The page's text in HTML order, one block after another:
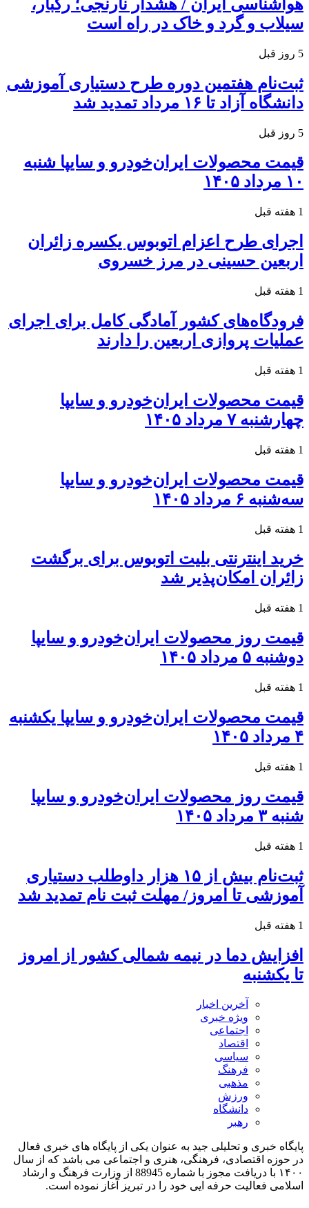
هواشناسی ایران / هشدار نارنجی؛ رگبار،
سیلاب و گرد و خاک در راه است
5 روز قبل
ثبت‌نام هفتمین دوره طرح دستیاری آموزشی
دانشگاه آزاد تا ۱۶ مرداد تمدید شد
5 روز قبل
قیمت محصولات ایران‌خودرو و سایپا شنبه
۱۰ مرداد ۱۴۰۵
1 هفته قبل
اجرای طرح اعزام اتوبوس یکسره زائران
اربعین حسینی در مرز خسروی
1 هفته قبل
فرودگاه‌های کشور آمادگی کامل برای اجرای
عملیات پروازی اربعین را دارند
1 هفته قبل
قیمت محصولات ایران‌خودرو و سایپا
چهارشنبه ۷ مرداد ۱۴۰۵
1 هفته قبل
قیمت محصولات ایران‌خودرو و سایپا
سه‌شنبه ۶ مرداد ۱۴۰۵
1 هفته قبل
خرید اینترنتی بلیت اتوبوس برای برگشت
زائران امکان‌پذیر شد
1 هفته قبل
قیمت روز محصولات ایران‌خودرو و سایپا
دوشنبه ۵ مرداد ۱۴۰۵
1 هفته قبل
قیمت محصولات ایران‌خودرو و سایپا یکشنبه
۴ مرداد ۱۴۰۵
1 هفته قبل
قیمت روز محصولات ایران‌خودرو و سایپا
شنبه ۳ مرداد ۱۴۰۵
1 هفته قبل
ثبت‌نام بیش از ۱۵ هزار داوطلب دستیاری
آموزشی تا امروز/ مهلت ثبت نام تمدید شد
1 هفته قبل
افزایش دما در نیمه شمالی کشور از امروز
تا یکشنبه
آخرین اخبار
ویژه خبری
اجتماعی
اقتصاد
سیاسی
فرهنگ
مذهبی
ورزش
دانشگاه
رهبر
پایگاه خبری و تحلیلی جید به عنوان یکی از پایگاه های خبری فعال
در حوزه اقتصادی، فرهنگی، هنری و اجتماعی می باشد که از سال
۱۴۰۰ با دریافت مجوز با شماره 88945 از وزارت فرهنگ و ارشاد
اسلامی فعالیت حرفه ایی خود را در تبریز آغاز نموده است.